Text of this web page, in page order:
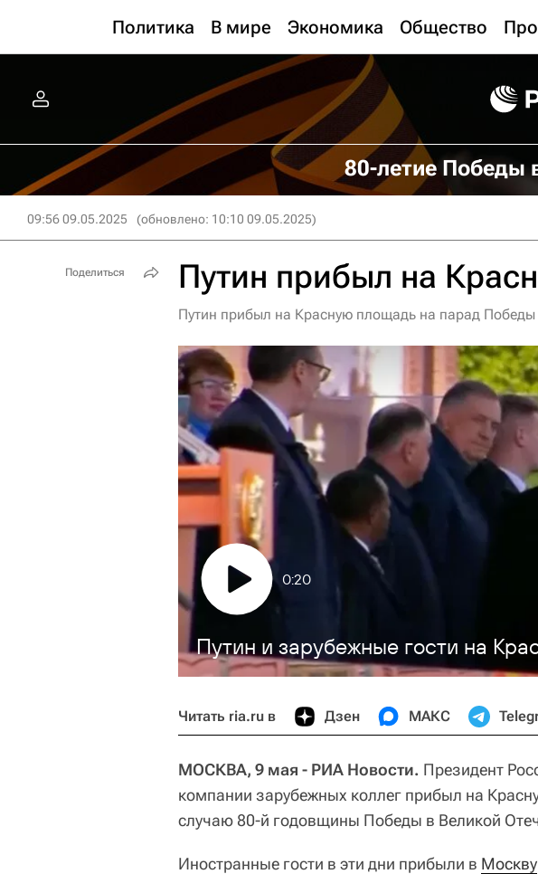
Политика В мире Экономика Общество
80-летие Победы
09:56 09.05.2025 (обновлено: 10:10 09.05.2025)
Путин прибыл на
Путин прибыл на Красную площадь на парад Победы
Путин и зарубежные гости на
0:20
Читать ria.ru в Дзен МАКС
МОСКВА, 9 мая - РИА Новости. Президент
компании зарубежных коллег прибыл на
случаю 80-й годовщины Победы в Великой
Иностранные гости в эти дни прибыли в Москву
Поделиться